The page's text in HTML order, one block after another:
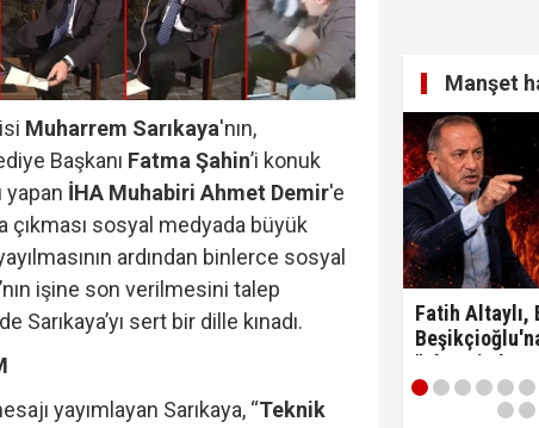
Muharrem Sarıkaya'nın,
Başkanı Fatma Şahin’i konuk
yapan İHA Muhabiri Ahmet Demir'e
çıkması sosyal medyada büyük
ardından binlerce sosyal
işine son verilmesini talep
sert bir dille kınadı.
yayımlayan Sarıkaya, “Teknik
Manşet
Fatih Altaylı,
"Ulan siz